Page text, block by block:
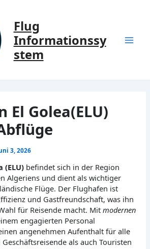
Flug
Informationssy
stem
El Golea(ELU)
3, 2026
(ELU) befindet sich in der Region
Algeriens und dient als wichtiger
Flüge. Der Flughafen ist
und Gastfreundschaft, was ihn
für Reisende macht. Mitmodernen
engagierten Personal
angenehmen Aufenthalt für alle
Geschäftsreisende als auch Touristen